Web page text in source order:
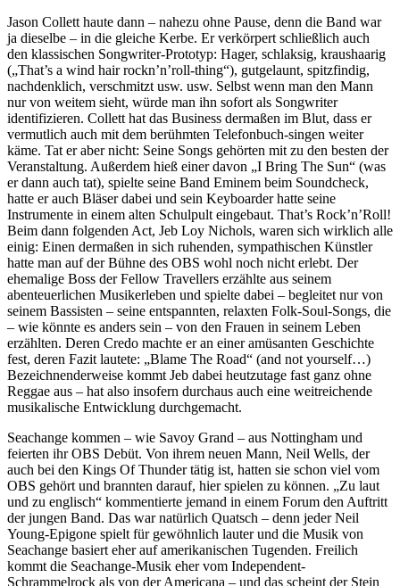
Jason Collett haute dann – nahezu ohne Pause, denn die Band war
ja dieselbe – in die gleiche Kerbe. Er verkörpert schließlich auch
den klassischen Songwriter-Prototyp: Hager, schlaksig, kraushaarig
(„That’s a wind hair rockn’n’roll-thing“), gutgelaunt, spitzfindig,
nachdenklich, verschmitzt usw. usw. Selbst wenn man den Mann
nur von weitem sieht, würde man ihn sofort als Songwriter
identifizieren. Collett hat das Business dermaßen im Blut, dass er
vermutlich auch mit dem berühmten Telefonbuch-singen weiter
käme. Tat er aber nicht: Seine Songs gehörten mit zu den besten der
Veranstaltung. Außerdem hieß einer davon „I Bring The Sun“ (was
er dann auch tat), spielte seine Band Eminem beim Soundcheck,
hatte er auch Bläser dabei und sein Keyboarder hatte seine
Instrumente in einem alten Schulpult eingebaut. That’s Rock’n’Roll!
Beim dann folgenden Act, Jeb Loy Nichols, waren sich wirklich alle
einig: Einen dermaßen in sich ruhenden, sympathischen Künstler
hatte man auf der Bühne des OBS wohl noch nicht erlebt. Der
ehemalige Boss der Fellow Travellers erzählte aus seinem
abenteuerlichen Musikerleben und spielte dabei – begleitet nur von
seinem Bassisten – seine entspannten, relaxten Folk-Soul-Songs, die
– wie könnte es anders sein – von den Frauen in seinem Leben
erzählten. Deren Credo machte er an einer amüsanten Geschichte
fest, deren Fazit lautete: „Blame The Road“ (and not yourself…)
Bezeichnenderweise kommt Jeb dabei heutzutage fast ganz ohne
Reggae aus – hat also insofern durchaus auch eine weitreichende
musikalische Entwicklung durchgemacht.
Seachange kommen – wie Savoy Grand – aus Nottingham und
feierten ihr OBS Debüt. Von ihrem neuen Mann, Neil Wells, der
auch bei den Kings Of Thunder tätig ist, hatten sie schon viel vom
OBS gehört und brannten darauf, hier spielen zu können. „Zu laut
und zu englisch“ kommentierte jemand in einem Forum den Auftritt
der jungen Band. Das war natürlich Quatsch – denn jeder Neil
Young-Epigone spielt für gewöhnlich lauter und die Musik von
Seachange basiert eher auf amerikanischen Tugenden. Freilich
kommt die Seachange-Musik eher vom Independent-
Schrammelrock als von der Americana – und das scheint der Stein